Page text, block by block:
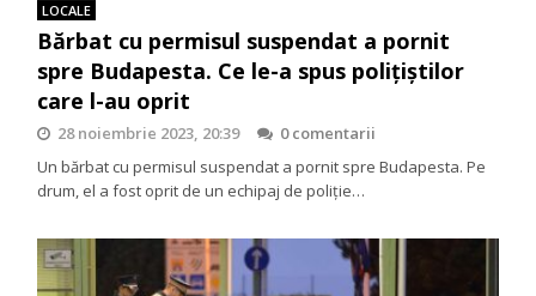
LOCALE
Bărbat cu permisul suspendat a pornit
spre Budapesta. Ce le-a spus polițiștilor
care l-au oprit
28 noiembrie 2023, 20:39
0 comentarii
Un bărbat cu permisul suspendat a pornit spre Budapesta. Pe
drum, el a fost oprit de un echipaj de poliție…